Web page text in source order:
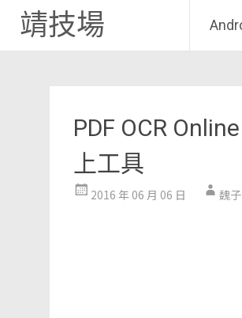
靖技場
PDF OCR
上工具
2016 年 06 月 06 日 魏